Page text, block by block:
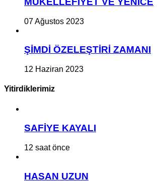
07 Ağustos 2023
ŞİMDİ ÖZELEŞTİRİ ZAMANI
12 Haziran 2023
Yitirdiklerimiz
SAFİYE KAYALI
12 saat önce
HASAN UZUN